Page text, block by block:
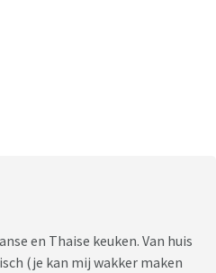
en Thaise keuken. Van huis
(je kan mij wakker maken